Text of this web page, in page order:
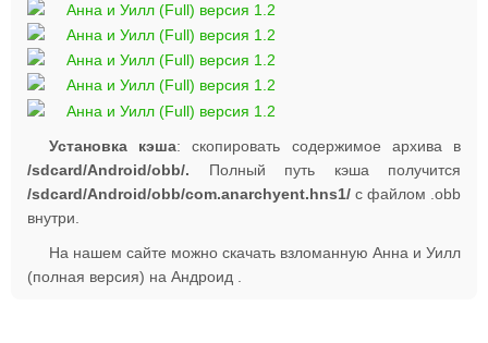
Установка кэша: cкопировать содержимое архива в
/sdcard/Android/obb/. Полный путь кэша получится
/sdcard/Android/obb/com.anarchyent.hns1/ с файлом .obb
внутри.
На нашем сайте можно скачать взломанную Анна и Уилл
(полная версия) на Андроид .